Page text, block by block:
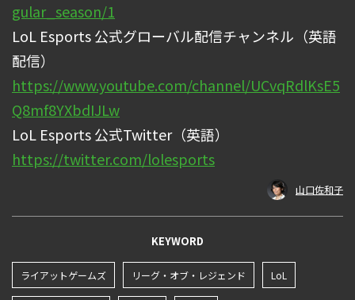
gular_season/1
LoL Esports 公式グローバル配信チャンネル（英語
配信）
https://www.youtube.com/channel/UCvqRdlKsE5
Q8mf8YXbdIJLw
LoL Esports 公式Twitter（英語）
https://twitter.com/lolesports
山口佐和子
KEYWORD
ライアットゲームズ リーグ・オブ・レジェンド LoL